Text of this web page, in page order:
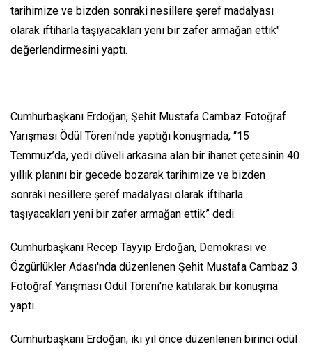
tarihimize ve bizden sonraki nesillere şeref madalyası
olarak iftiharla taşıyacakları yeni bir zafer armağan ettik"
değerlendirmesini yaptı.
Cumhurbaşkanı Erdoğan, Şehit Mustafa Cambaz Fotoğraf
Yarışması Ödül Töreni’nde yaptığı konuşmada, “15
Temmuz’da, yedi düveli arkasına alan bir ihanet çetesinin 40
yıllık planını bir gecede bozarak tarihimize ve bizden
sonraki nesillere şeref madalyası olarak iftiharla
taşıyacakları yeni bir zafer armağan ettik” dedi.
Cumhurbaşkanı Recep Tayyip Erdoğan, Demokrasi ve
Özgürlükler Adası'nda düzenlenen Şehit Mustafa Cambaz 3.
Fotoğraf Yarışması Ödül Töreni'ne katılarak bir konuşma
yaptı.
Cumhurbaşkanı Erdoğan, iki yıl önce düzenlenen birinci ödül